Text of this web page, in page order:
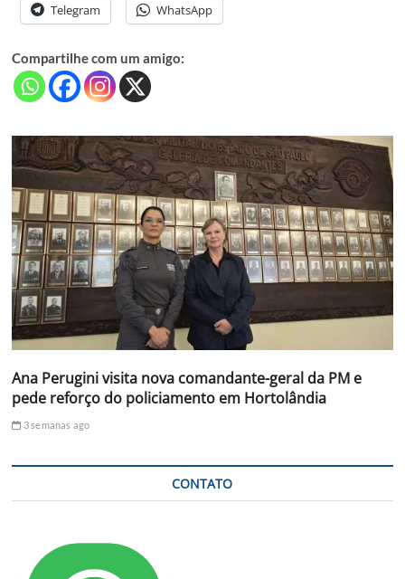
Telegram WhatsApp
Compartilhe com um amigo:
Ana Perugini visita nova comandante-geral da PM e
pede reforço do policiamento em Hortolândia
3 semanas ago
CONTATO